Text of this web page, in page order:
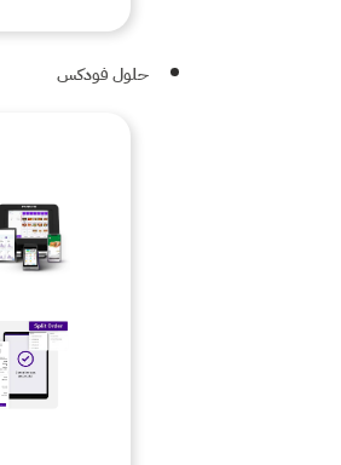
حلول فودكس